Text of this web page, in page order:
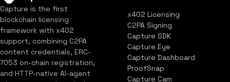
Capture is the first
blockchain licensing
framework with x402
support, combining C2PA
content credentials, ERC-
7053 on-chain registration,
and HTTP-native AI-agent
x402 Licensing
C2PA Signing
Capture SDK
Capture Eye
Capture Dashboard
ProofSnap
Capture Cam